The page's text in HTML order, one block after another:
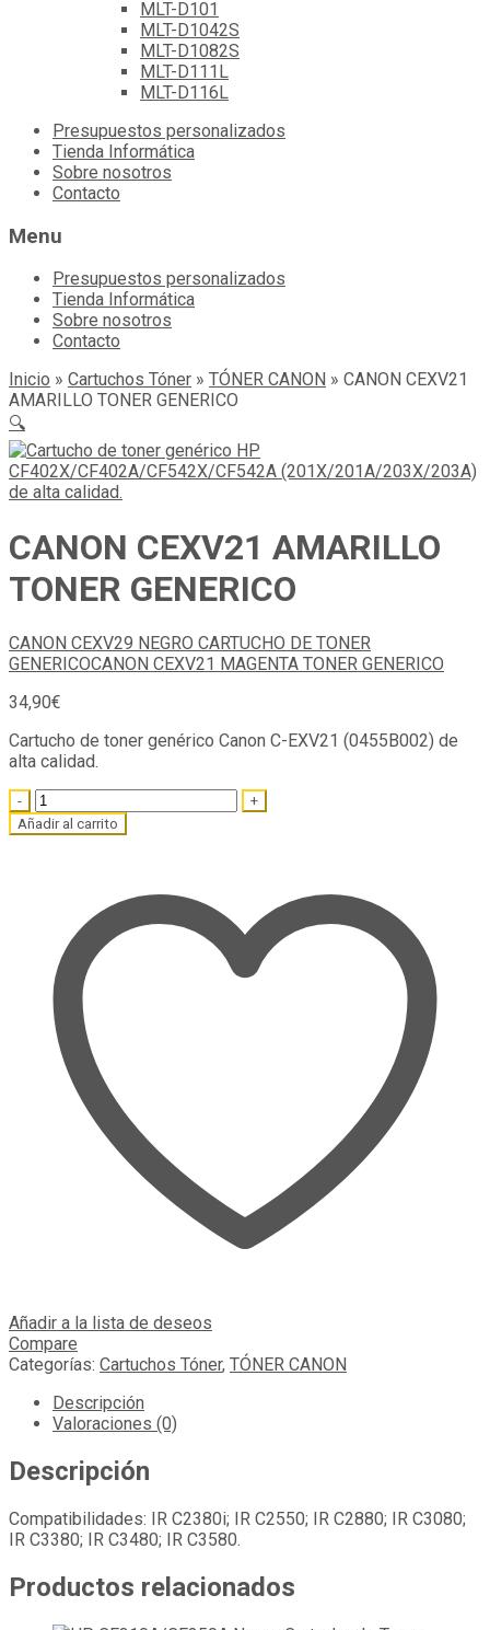
MLT-D101
MLT-D1042S
MLT-D1082S
MLT-D111L
MLT-D116L
Skip
content
Presupuestos personalizados
Tienda Informática
Sobre nosotros
Contacto
Menu
Presupuestos personalizados
Tienda Informática
Sobre nosotros
Contacto
Inicio » Cartuchos Tóner » TÓNER CANON » CANON CEXV21
AMARILLO TONER GENERICO
🔍
CANON CEXV21 AMARILLO
TONER GENERICO
CANON CEXV29 NEGRO CARTUCHO DE TONER
GENERICOCANON CEXV21 MAGENTA TONER GENERICO
34,90€
Cartucho de toner genérico Canon C-EXV21 (0455B002) de
alta calidad.
Quantity
Añadir al carrito
Añadir a la lista de deseos
Compare
Categorías: Cartuchos Tóner, TÓNER CANON
Descripción
Valoraciones (0)
Descripción
Compatibilidades: IR C2380i; IR C2550; IR C2880; IR C3080;
IR C3380; IR C3480; IR C3580.
Productos relacionados